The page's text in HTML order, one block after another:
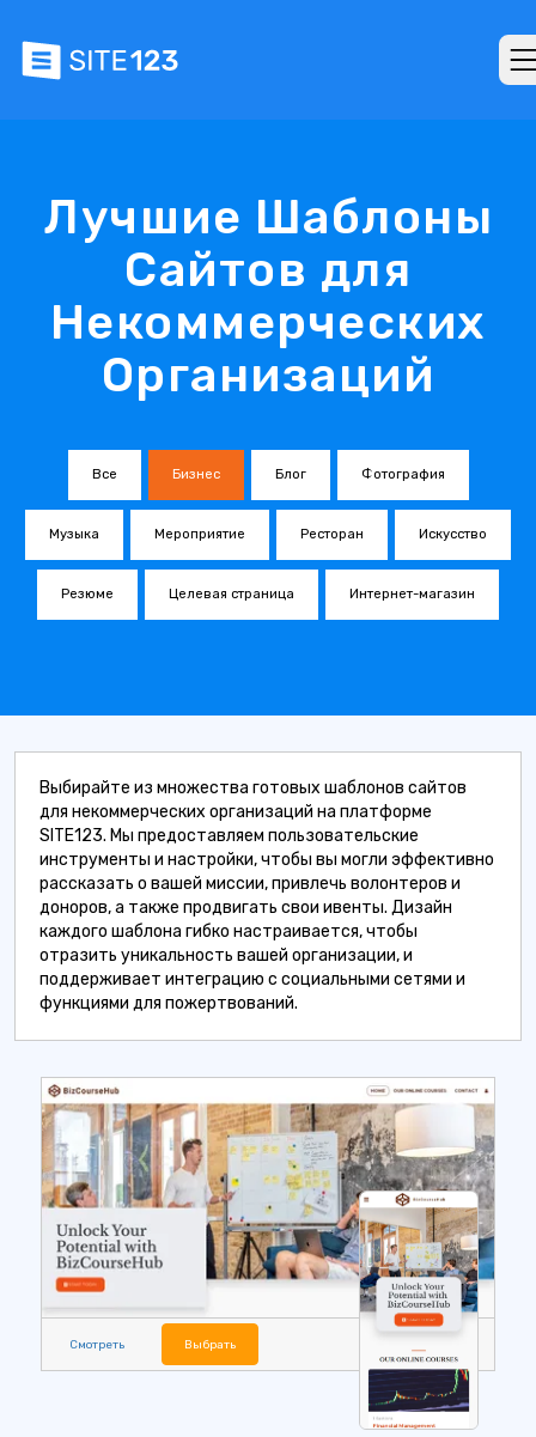
Лучшие Шаблоны
Сайтов для
Некоммерческих
Организаций
Все Бизнес Блог Фотография
Музыка Мероприятие Ресторан Искусство
Резюме Целевая страница Интернет-магазин
Выбирайте из множества готовых шаблонов сайтов
для некоммерческих организаций на платформе
SITE123. Мы предоставляем пользовательские
инструменты и настройки, чтобы вы могли эффективно
рассказать о вашей миссии, привлечь волонтеров и
доноров, а также продвигать свои ивенты. Дизайн
каждого шаблона гибко настраивается, чтобы
отразить уникальность вашей организации, и
поддерживает интеграцию с социальными сетями и
функциями для пожертвований.
Смотреть Выбрать